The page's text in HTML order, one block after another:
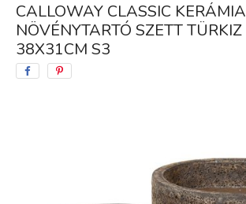
CALLOWAY CLASSIC KERÁMIA
NÖVÉNYTARTÓ SZETT TÜRKIZ 22,5X19,5-
38X31CM S3